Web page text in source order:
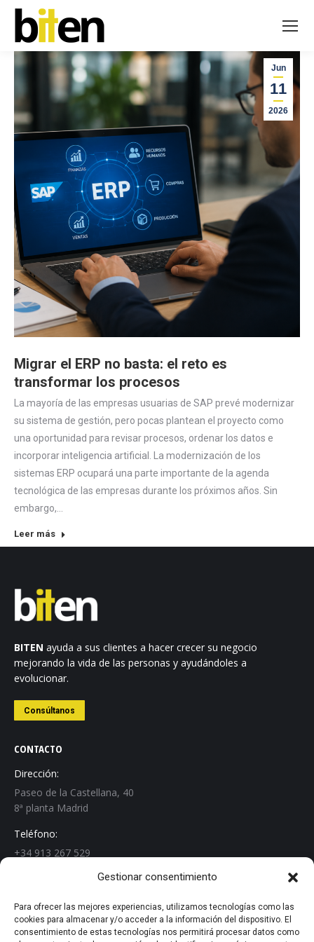
Gestionar consentimiento
Para ofrecer las mejores experiencias, utilizamos tecnologías como las
cookies para almacenar y/o acceder a la información del dispositivo. El
consentimiento de estas tecnologías nos permitirá procesar datos como
Jun
11
2026
Migrar el ERP no basta: el reto es
transformar los procesos
La mayoría de las empresas usuarias de SAP prevé modernizar
su sistema de gestión, pero pocas plantean el proyecto como
una oportunidad para revisar procesos, ordenar los datos e
incorporar inteligencia artificial. La modernización de los
sistemas ERP ocupará una parte importante de la agenda
tecnológica de las empresas durante los próximos años. Sin
embargo,…
Leer más
BITEN ayuda a sus clientes a hacer crecer su negocio
mejorando la vida de las personas y ayudándoles a
evolucionar.
Consúltanos
CONTACTO
Dirección:
Paseo de la Castellana, 40
8ª planta Madrid
Teléfono:
+34 913 267 529
Encuéntranos en:
Linkedin